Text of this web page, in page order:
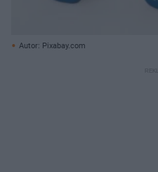
Autor: Pixabay.com